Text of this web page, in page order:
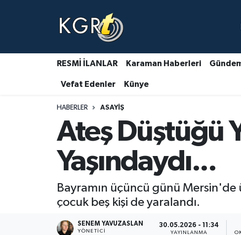
RESMİ İLANLAR Karaman Haberleri
Vefat Edenler Künye
HABERLER ASAYIŞ
Ateş Düştüğü
Yaşındaydı...
Bayramın üçüncü günü Mersin'de
çocuk beş kişi de yaralandı.
SENEM YAVUZASLAN
YÖNETICI
30.05.2026 - 11:34
YAYINLANMA
Karaman Haberleri
Gündem Haberleri
Güncel Haberler
Asayiş Haberleri
Ulusal Haberler
Vefat Edenler